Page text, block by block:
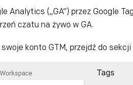
Analytics („GA”) przez Google
czatu na żywo w GA.
konto GTM, przejdź do sekcji